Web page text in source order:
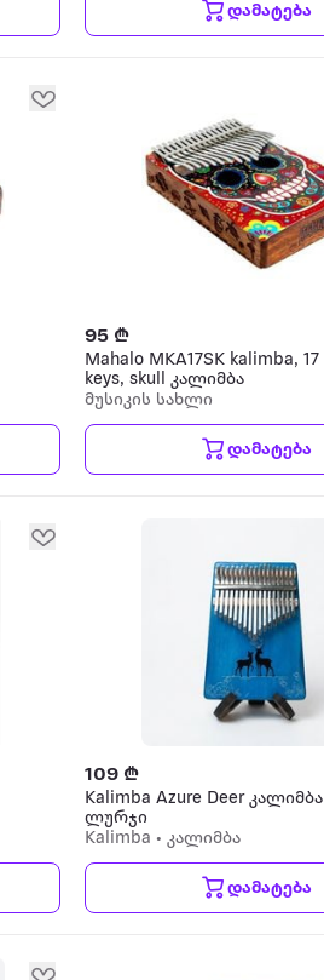
დამატება
95 ₾
Mahalo MKA17SK kalimba, 17
keys, skull კალიმბა
მუსიკის სახლი
დამატება
109 ₾
Kalimba Azure Deer კალიმბა
ლურჯი
Kalimba • კალიმბა
დამატება